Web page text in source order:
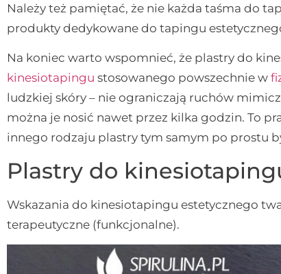
Należy też pamiętać, że nie każda taśma do
produkty dedykowane do tapingu
Na koniec warto wspomnieć, że plastry do
kinesiotapingu stosowanego powszechnie w
ludzkiej skóry – nie ograniczają ruchów
można je nosić nawet przez kilka godzin. To
innego rodzaju plastry tym samym po prostu
Plastry do
Wskazania do kinesiotapingu estetycznego
terapeutyczne (funkcjonalne).